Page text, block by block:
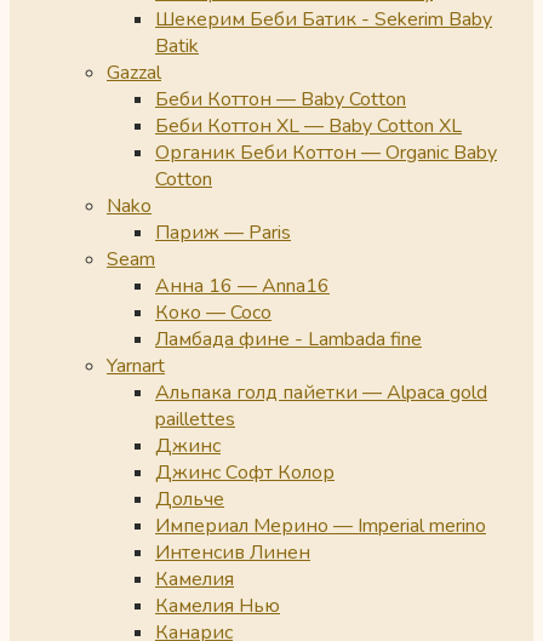
Шекерим Беби Батик - Sekerim Baby
Batik
Gazzal
Беби Коттон — Baby Cotton
Беби Коттон XL — Baby Cotton XL
Органик Беби Коттон — Organic Baby
Cotton
Nako
Париж — Paris
Seam
Анна 16 — Anna16
Коко — Coco
Ламбада фине - Lambada fine
Yarnart
Альпака голд пайетки — Alpaca gold
paillettes
Джинс
Джинс Софт Колор
Дольче
Империал Мерино — Imperial merino
Интенсив Линен
Камелия
Камелия Нью
Канарис